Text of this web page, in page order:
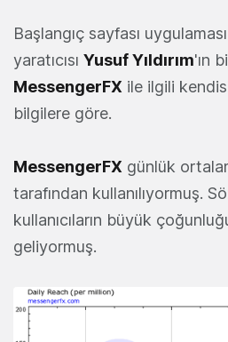
Başlangıç sayfası uygulaması
yaratıcısı Yusuf Yıldırım'ın
MessengerFX ile ilgili
bilgilere göre.
MessengerFX günlük
tarafından kullanılıyormuş.
kullanıcıların büyük
geliyormuş.